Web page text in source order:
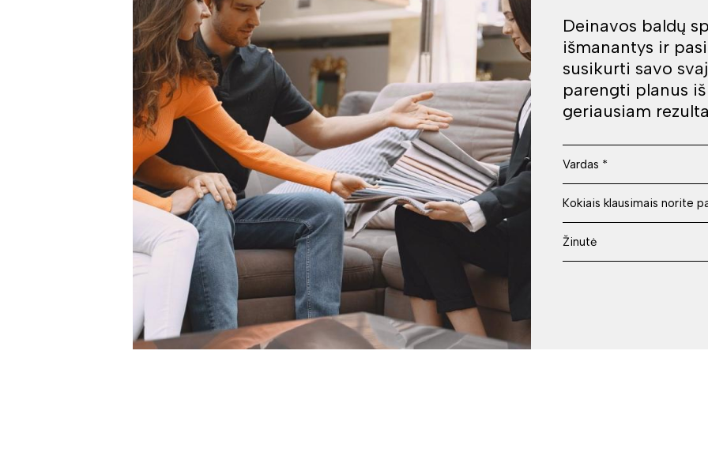
Deinavos baldų
išmanantys ir
susikurti savo
parengti planus
geriausiam